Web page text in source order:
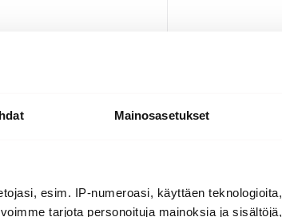
Mainosasetukset
esim. IP-numeroasi, käyttäen
tarjota personoituja mainoksia ja
Creuset
Woll